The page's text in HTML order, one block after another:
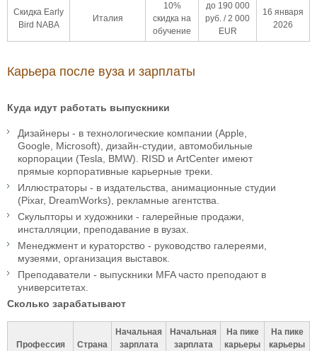
Скидка Early
Bird NABA
Италия
10%
скидка на
обучение
до 190 000
руб. / 2 000
EUR
16 января
2026
Карьера после вуза и зарплаты
Куда идут работать выпускники
Дизайнеры - в технологические компании (Apple,
Google, Microsoft), дизайн-студии, автомобильные
корпорации (Tesla, BMW). RISD и ArtCenter имеют
прямые корпоративные карьерные треки.
Иллюстраторы - в издательства, анимационные студии
(Pixar, DreamWorks), рекламные агентства.
Скульпторы и художники - галерейные продажи,
инсталляции, преподавание в вузах.
Менеджмент и кураторство - руководство галереями,
музеями, организация выставок.
Преподаватели - выпускники MFA часто преподают в
университетах.
Сколько зарабатывают
Профессия Страна
Начальная
зарплата
Начальная
зарплата
На пике
карьеры
На пике
карьеры